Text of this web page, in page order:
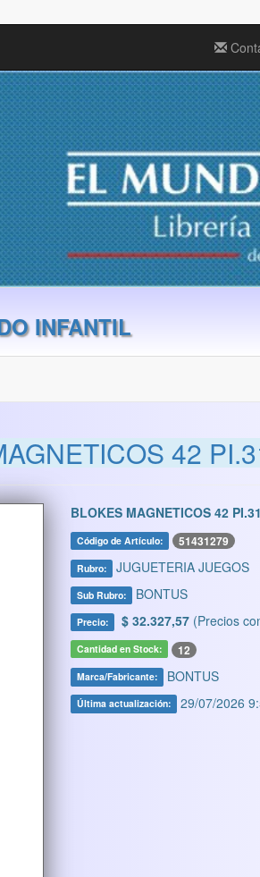
INFANTIL
42
BLOKES MAGNETICOS 42
Código de Artículo: 51431279
Rubro: JUGUETERIA JUEGOS
Sub Rubro: BONTUS
Precio: $ 32.327,57 (Precios
Cantidad en Stock: 12
Marca/Fabricante: BONTUS
Última actualización: 29/07/2026